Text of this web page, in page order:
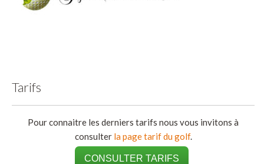
Tarifs
Pour connaitre les derniers tarifs nous vous invitons à
consulter la page tarif du golf.
CONSULTER TARIFS